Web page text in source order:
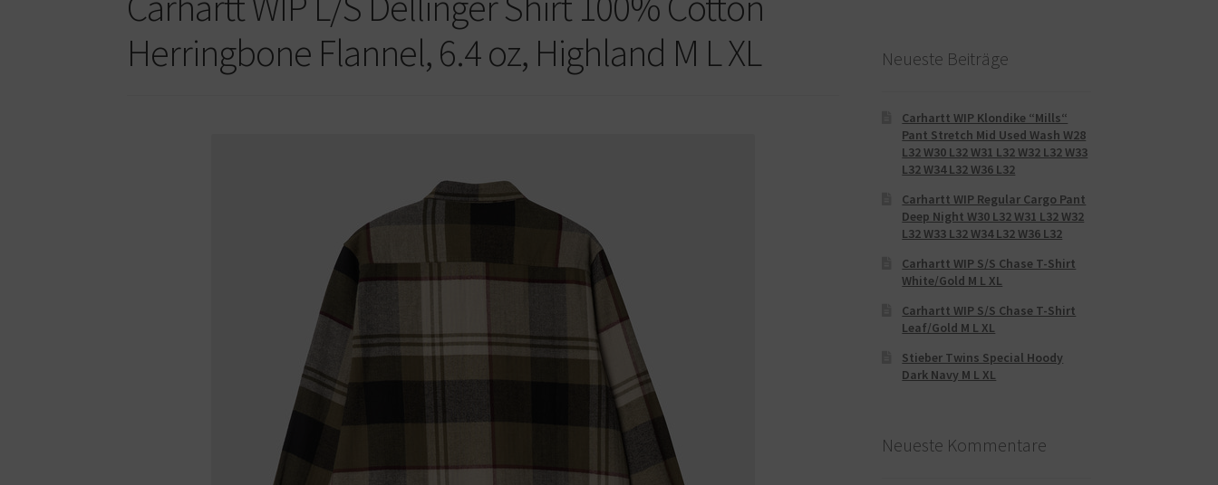
Herringbone Flannel, 6.4 oz, Highland M L XL
Neueste Beiträge
Carhartt WIP Klondike “Mills“
Pant Stretch Mid Used Wash W28
L32 W30 L32 W31 L32 W32 L32 W33
L32 W34 L32 W36 L32
Carhartt WIP Regular Cargo Pant
Deep Night W30 L32 W31 L32 W32
L32 W33 L32 W34 L32 W36 L32
Carhartt WIP S/S Chase T-Shirt
White/Gold M L XL
Carhartt WIP S/S Chase T-Shirt
Leaf/Gold M L XL
Stieber Twins Special Hoody
Dark Navy M L XL
Neueste Kommentare